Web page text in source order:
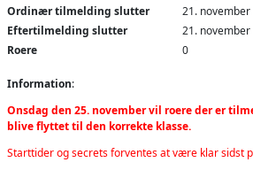
Ordinær tilmelding slutter
21. november
Eftertilmelding slutter
21. november
Roere
0
Information:
Onsdag den 25. november vil roere der er
blive flyttet til den korrekte klasse.
Starttider og secrets forventes at være klar sidst